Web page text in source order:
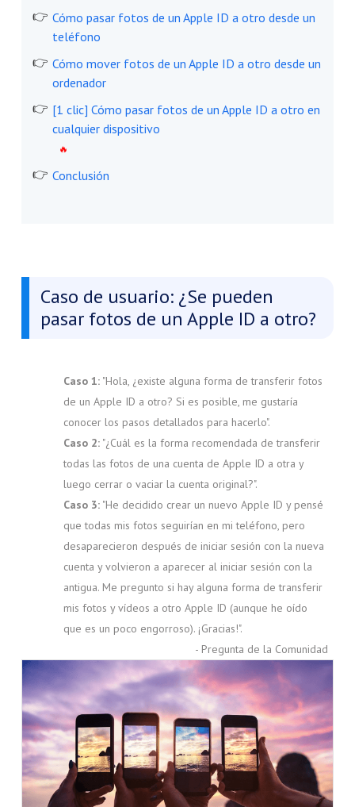
Cómo pasar fotos de un Apple ID a otro desde un
teléfono
Cómo mover fotos de un Apple ID a otro desde un
ordenador
[1 clic] Cómo pasar fotos de un Apple ID a otro en
cualquier dispositivo
Conclusión
Caso de usuario: ¿Se pueden
pasar fotos de un Apple ID a otro?
Caso 1:"Hola, ¿existe alguna forma de transferir fotos
de un Apple ID a otro? Si es posible, me gustaría
conocer los pasos detallados para hacerlo".
Caso 2:"¿Cuál es la forma recomendada de transferir
todas las fotos de una cuenta de Apple ID a otra y
luego cerrar o vaciar la cuenta original?".
Caso 3:"He decidido crear un nuevo Apple ID y pensé
que todas mis fotos seguirían en mi teléfono, pero
desaparecieron después de iniciar sesión con la nueva
cuenta y volvieron a aparecer al iniciar sesión con la
antigua. Me pregunto si hay alguna forma de transferir
mis fotos y vídeos a otro Apple ID (aunque he oído
que es un poco engorroso). ¡Gracias!".
- Pregunta de la Comunidad